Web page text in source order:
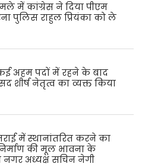
में कांग्रेस ने दिया पीएम
पुलिस राहुल प्रियंका को ले
अहम पदों में रहने के बाद
शीर्ष नेतृत्व का व्यक्त किया
में स्थानांतरित करने का
की मूल भावना के
नगर अध्यक्ष सचिन नेगी